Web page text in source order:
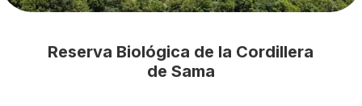
Reserva Biológica de la Cordillera
de Sama